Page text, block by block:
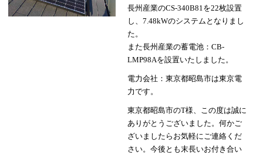
長州産業のCS-340B81を22枚設置
し、7.48kWのシステムとなりまし
た。
また長州産業の蓄電池：CB-
LMP98Aを設置いたしました。
電力会社：東京都昭島市は東京電
力です。
東京都昭島市のT様、この度は誠に
ありがとうございました。何かご
ざいましたらお気軽にご連絡くだ
さい。今後とも末長いお付き合い